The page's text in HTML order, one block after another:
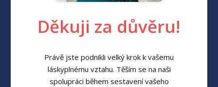
Děkuji za důvěru!
Právě jste podnikli velký krok k vašemu
láskyplnému vztahu. Těším se na naši
spolupráci během sestavení vašeho